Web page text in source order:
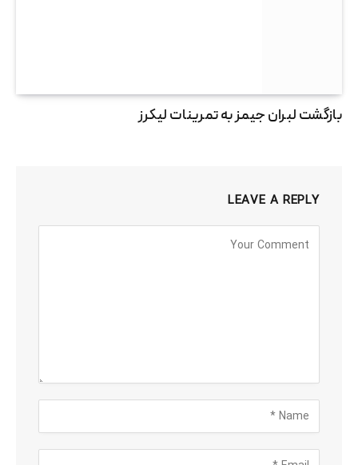
بازگشت لبران جیمز به تمرینات لیکرز
LEAVE A REPLY